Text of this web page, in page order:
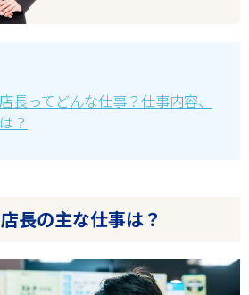
長ってどんな仕事？仕事内容、
？
長の主な仕事は？